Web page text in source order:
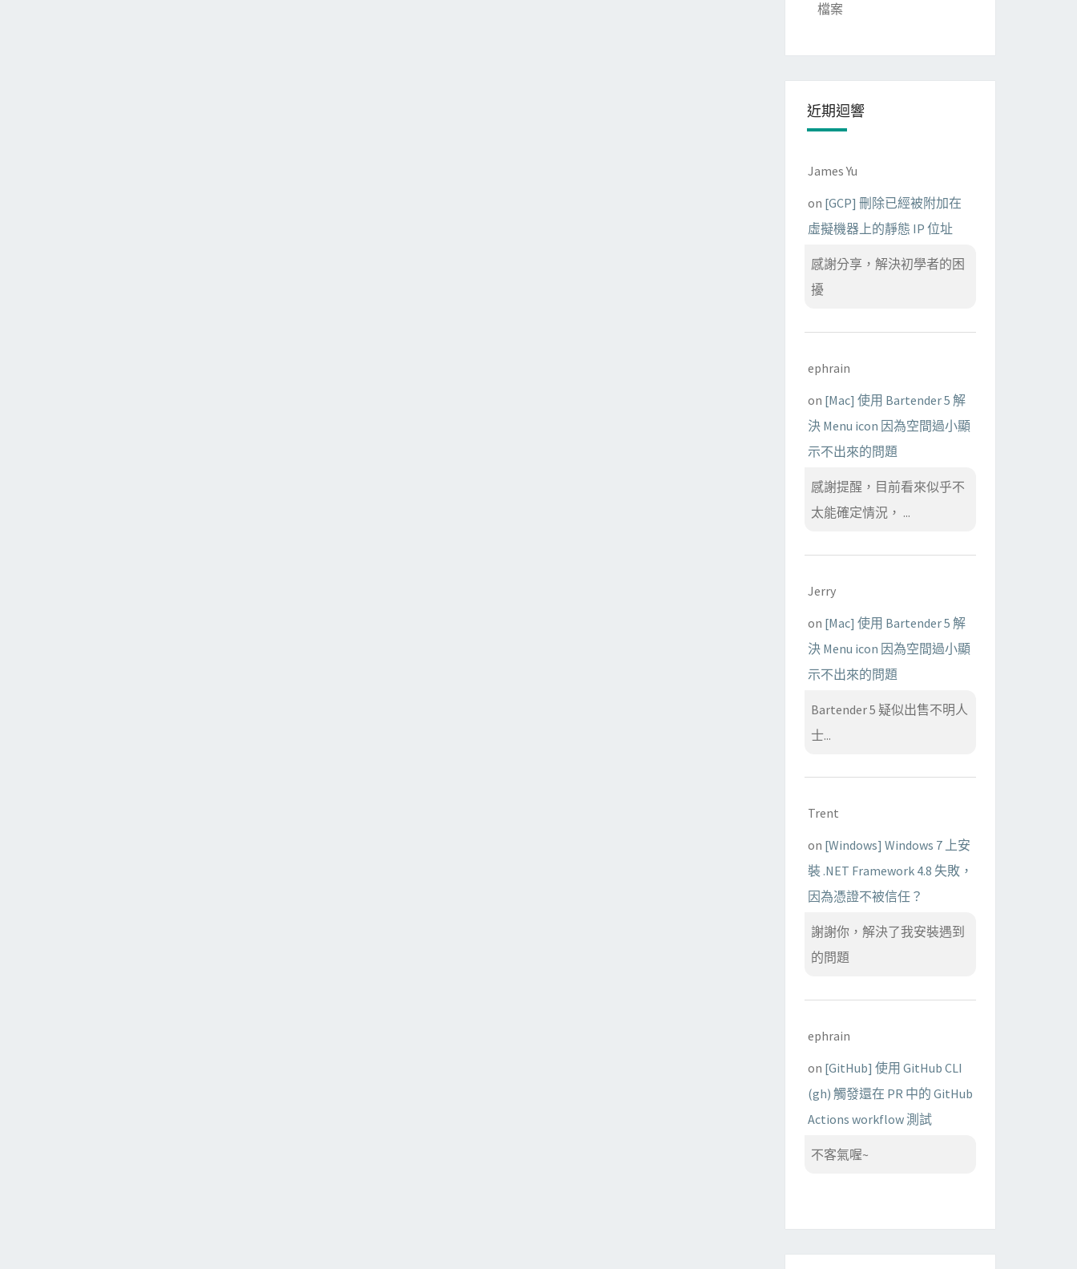
檔案
近期迴響
James Yu
on [GCP] 刪除已經被附加在
虛擬機器上的靜態 IP 位址
感謝分享，解決初學者的困
擾
ephrain
on [Mac] 使用 Bartender 5 解
決 Menu icon 因為空間過小顯
示不出來的問題
感謝提醒，目前看來似乎不
太能確定情況， ...
Jerry
on [Mac] 使用 Bartender 5 解
決 Menu icon 因為空間過小顯
示不出來的問題
Bartender 5 疑似出售不明人
士...
Trent
on [Windows] Windows 7 上安
裝 .NET Framework 4.8 失敗，
因為憑證不被信任？
謝謝你，解決了我安裝遇到
的問題
ephrain
on [GitHub] 使用 GitHub CLI
(gh) 觸發還在 PR 中的 GitHub
Actions workflow 測試
不客氣喔~